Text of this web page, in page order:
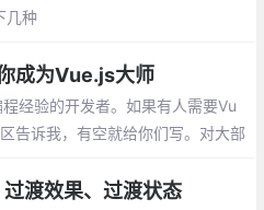
几种
成为Vue.js大师
经验的开发者。如果有人需要Vu
告诉我，有空就给你们写。对大部
渡效果、过渡状态